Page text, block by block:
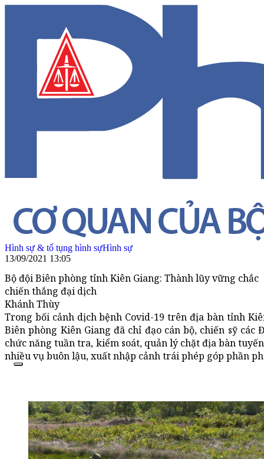
Hình sự & tố tụng hình sựHình sự
13/09/2021 13:05
Bộ đội Biên phòng tỉnh Kiên Giang: Thành lũy vững chắc
chiến thắng đại dịch
Khánh Thùy
Trong bối cảnh dịch bệnh Covid-19 trên địa bàn tỉnh
Biên phòng Kiên Giang đã chỉ đạo cán bộ, chiến sỹ
chức năng tuần tra, kiểm soát, quản lý chặt địa bàn
nhiều vụ buôn lậu, xuất nhập cảnh trái phép góp phần